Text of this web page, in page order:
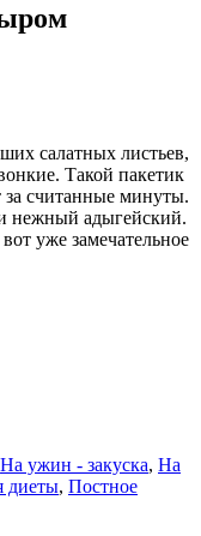
салатных листьев,
Такой пакетик
за считанные минуты.
нежный адыгейский.
уже замечательное
На ужин - закуска, На
диеты, Постное